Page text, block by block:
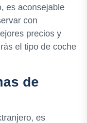
es aconsejable
con
precios y
el tipo de coche
de
es